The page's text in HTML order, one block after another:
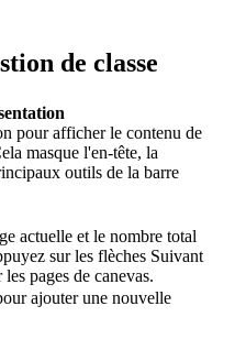
de classe
pour afficher le contenu de
masque l'en-tête, la
outils de la barre
actuelle et le nombre total
sur les flèches Suivant
pages de canevas.
ajouter une nouvelle